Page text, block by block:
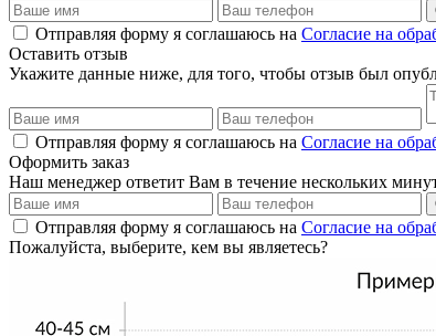
Отправляя форму я соглашаюсь на Согласие на
Оставить отзыв
Укажите данные ниже, для того, чтобы отзыв был
Отправляя форму я соглашаюсь на Согласие на
Оформить заказ
Наш менеджер ответит Вам в течение нескольких
Отправляя форму я соглашаюсь на Согласие на
Пожалуйста, выберите, кем вы являетесь?